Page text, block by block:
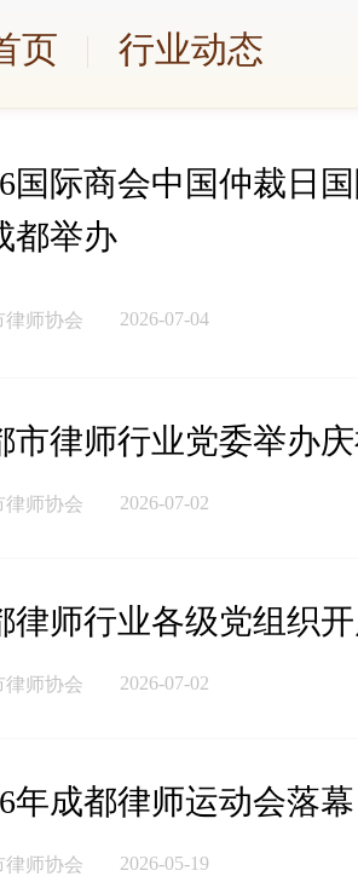
页 行业动态
国际商会中国仲裁日
都举办
律师协会 2026-07-04
市律师行业党委举办
律师协会 2026-07-02
律师行业各级党组织
律师协会 2026-07-02
年成都律师运动会落幕
律师协会 2026-05-19